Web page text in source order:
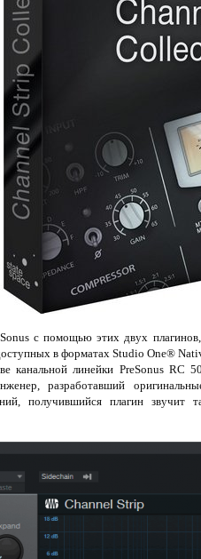
с помощью этих двух
в форматах Studio One®
канальной линейки PreSonus RC
разработавший
получившийся плагин звучит